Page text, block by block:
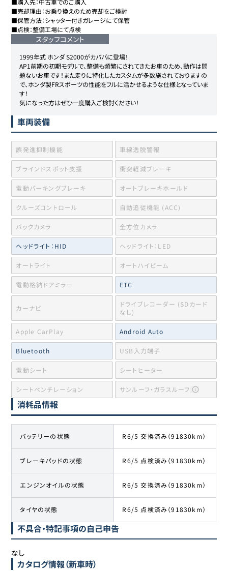
■売却理由：お乗り換えのため売却をご検討
■保管方法：シャッター付きガレージにて保管
■点検：整備工場にて点検
スタッフコメント
1999年式 ホンダ S2000がカババに登場！
AP1前期の初期モデルで、整備も頻繁にされてきたお車のため、動作は問
題ないお車です！また走りに特化したカスタムが多数施されておりますの
で、ホンダ製FRスポーツの性能をフルに活かせるような仕様となっていま
す！
気になった方はぜひ一度購入ご検討ください！
車両装備
誤発進抑制機能 車線逸脱警報
ブラインドスポット支援 衝突軽減ブレーキ
電動パーキングブレーキ オートブレーキホールド
クルーズコントロール 自動追従機能 (ACC)
バックカメラ 全方位カメラ
ヘッドライト：HID ヘッドライト：LED
オートライト オートハイビーム
電動格納ドアミラー ETC
カーナビ
ドライブレコーダー (SDカード
なし)
Apple CarPlay Android Auto
Bluetooth USB入力端子
電動シート シートヒーター
シートベンチレーション サンルーフ・ガラスルーフ
消耗品情報
バッテリーの状態 R6/5 交換済み（91830km）
ブレーキパッドの状態 R6/5 点検済み（91830km）
エンジンオイルの状態 R6/5 交換済み（91830km）
タイヤの状態 R6/5 点検済み（91830km）
不具合・特記事項の自己申告
なし
カタログ情報（新車時）